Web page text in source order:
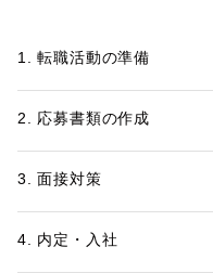
1. 転職活動の準備
2. 応募書類の作成
3. 面接対策
4. 内定・入社